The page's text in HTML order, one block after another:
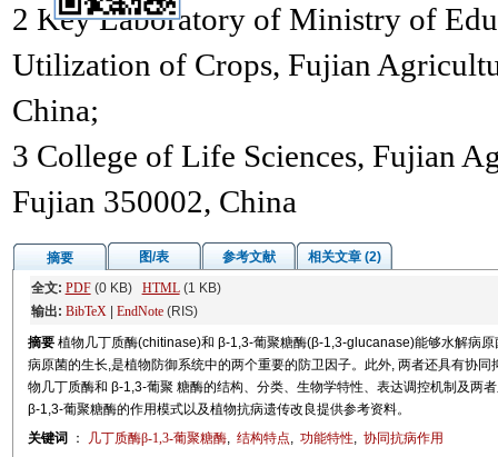
2 Key Laboratory of Ministry of
Utilization of Crops, Fujian
China;
3 College of Life Sciences, Fujian
Fujian 350002, China
摘要 图/表 参考文献
相关文章 (2)
全文: PDF(0 KB) HTML(1 KB)
输出: BibTeX| EndNote(RIS)
摘要 植物几丁质酶(chitinase)和 β-1,3-葡聚糖酶(β-1,3-glucanase)能够水解病
病原菌的生长,是植物防御系统中的两个重要的防卫因子。此外, 两者还具有协
物几丁质酶和 β-1,3-葡聚 糖酶的结构、分类、生物学特性、表达调控机制及两
β-1,3-葡聚糖酶的作用模式以及植物抗病遗传改良提供参考资料。
关键词
： 几丁质酶β-1,3-葡聚糖酶, 结构特点, 功能特性, 协同抗病作用